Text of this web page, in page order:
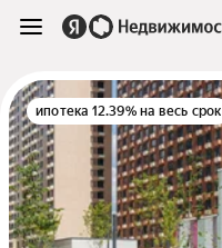
ипотека 12.39% на весь срок